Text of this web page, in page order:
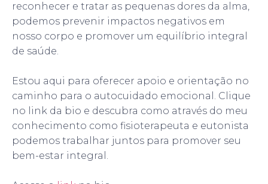
reconhecer e tratar as pequenas dores da alma,
podemos prevenir impactos negativos em
nosso corpo e promover um equilíbrio integral
de saúde.
Estou aqui para oferecer apoio e orientação no
caminho para o autocuidado emocional. Clique
no link da bio e descubra como através do meu
conhecimento como fisioterapeuta e eutonista
podemos trabalhar juntos para promover seu
bem-estar integral.